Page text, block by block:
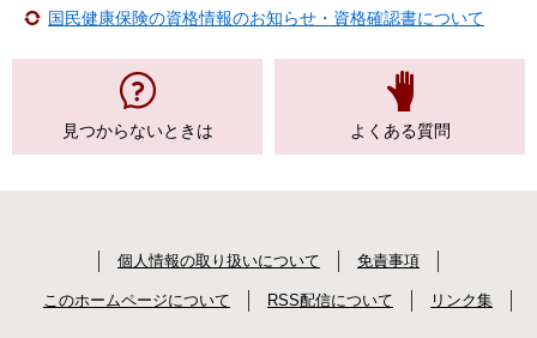
国民健康保険の資格情報のお知らせ・資格確認書について
見つからないときは よくある質問
個人情報の取り扱いについて 免責事項
このホームページについて RSS配信について リンク集